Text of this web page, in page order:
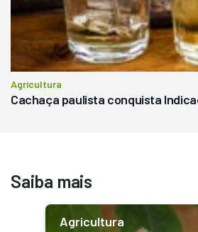
Agricultura
Cachaça paulista conquista
Saiba mais
Agricultura